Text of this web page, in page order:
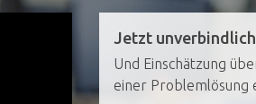
Jetzt
Und Einschätzung
einer Problemlösung